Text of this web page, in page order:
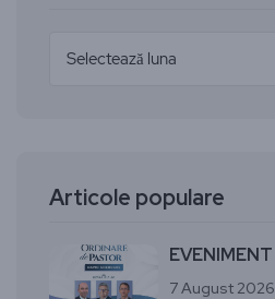
Articole populare
EVENIMENT
7 August 2026